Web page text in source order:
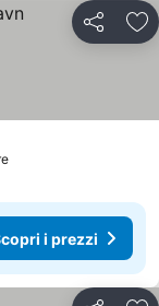
Condividi
Scopri i prezzi
i prezzi